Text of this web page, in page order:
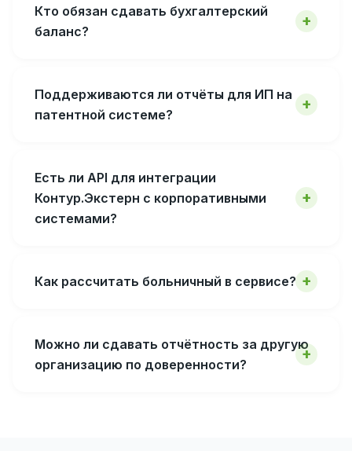
Кто обязан сдавать бухгалтерский
баланс?
Поддерживаются ли отчёты для ИП на
патентной системе?
Есть ли API для интеграции
Контур.Экстерн с корпоративными
системами?
Как рассчитать больничный в сервисе?
Можно ли сдавать отчётность за другую
организацию по доверенности?